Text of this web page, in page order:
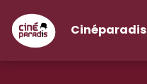
Cinéparadis